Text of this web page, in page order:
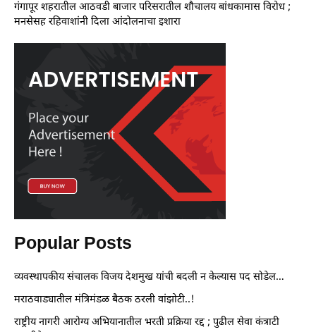
गंगापूर शहरातील आठवडी बाजार परिसरातील शौचालय बांधकामास विरोध ;
मनसेसह रहिवाशांनी दिला आंदोलनाचा इशारा
Popular Posts
व्यवस्थापकीय संचालक विजय देशमुख यांची बदली न केल्यास पद सोडेल…
मराठवाड्यातील मंत्रिमंडळ बैठक ठरली वांझोटी..!
राष्ट्रीय नागरी आरोग्य अभियानातील भरती प्रक्रिया रद्द ; पुढील सेवा कंत्राटी